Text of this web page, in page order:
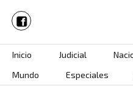
Skip to content
Inicio Judicial
Mundo
Especiales